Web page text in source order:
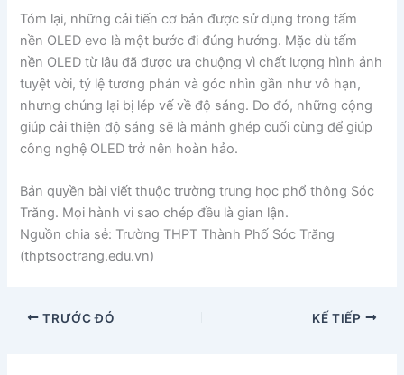
Tóm lại, những cải tiến cơ bản được sử dụng trong tấm
nền OLED evo là một bước đi đúng hướng. Mặc dù tấm
nền OLED từ lâu đã được ưa chuộng vì chất lượng hình ảnh
tuyệt vời, tỷ lệ tương phản và góc nhìn gần như vô hạn,
nhưng chúng lại bị lép vế về độ sáng. Do đó, những cộng
giúp cải thiện độ sáng sẽ là mảnh ghép cuối cùng để giúp
công nghệ OLED trở nên hoàn hảo.
Bản quyền bài viết thuộc trường trung học phổ thông Sóc
Trăng. Mọi hành vi sao chép đều là gian lận.
Nguồn chia sẻ: Trường THPT Thành Phố Sóc Trăng
(thptsoctrang.edu.vn)
TRƯỚC ĐÓ KẾ TIẾP